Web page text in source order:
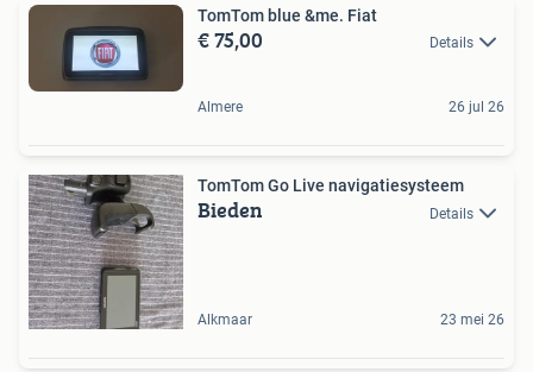
TomTom blue &me. Fiat
€ 75,00 Details
Almere 26 jul 26
TomTom Go Live navigatiesysteem
Bieden Details
Alkmaar 23 mei 26